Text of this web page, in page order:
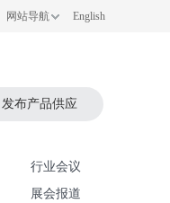
网站导航 English
发布产品供应
行业会议
展会报道